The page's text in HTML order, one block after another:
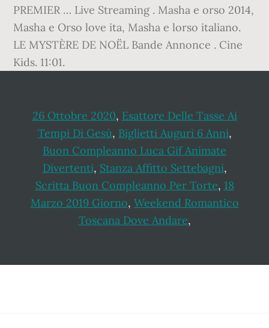
PREMIER … Live Streaming . Masha e orso 2014,
Masha e Orso love ita, Masha e lorso italiano.
LE MYSTÈRE DE NOËL Bande Annonce . Cine
Kids. 11:01.
26 Ottobre 2020, Esattore Delle Tasse Ai
Tempi Di Gesù, Biglietti Auguri 6 Anni,
Buon Compleanno Luca Gif Animate
Divertenti, Stanza Affitto Settebagni,
Scritta Buon Compleanno Per Torte, 18
Marzo 2019 Giorno, Weekend Romantico
Toscana Dove Andare,